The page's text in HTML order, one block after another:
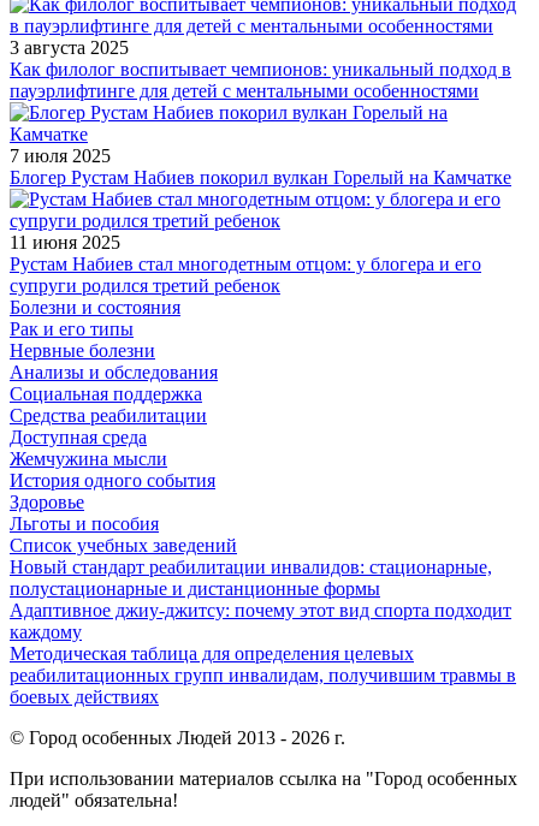
3 августа 2025
Как филолог воспитывает чемпионов: уникальный подход в
пауэрлифтинге для детей с ментальными особенностями
7 июля 2025
Блогер Рустам Набиев покорил вулкан Горелый на Камчатке
11 июня 2025
Рустам Набиев стал многодетным отцом: у блогера и его
супруги родился третий ребенок
Болезни и состояния
Рак и его типы
Нервные болезни
Анализы и обследования
Социальная поддержка
Средства реабилитации
Доступная среда
Жемчужина мысли
История одного события
Здоровье
Льготы и пособия
Список учебных заведений
Новый стандарт реабилитации инвалидов: стационарные,
полустационарные и дистанционные формы
Адаптивное джиу-джитсу: почему этот вид спорта подходит
каждому
Методическая таблица для определения целевых
реабилитационных групп инвалидам, получившим травмы в
боевых действиях
© Город особенных Людей 2013 - 2026 г.
При использовании материалов ссылка на "Город особенных
людей" обязательна!